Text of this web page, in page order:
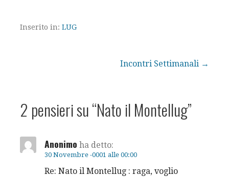
Inserito in: LUG
Incontri Settimanali →
2 pensieri su“Nato il Montellug”
Anonimo ha detto:
30 Novembre -0001 alle 00:00
Re: Nato il Montellug : raga, voglio